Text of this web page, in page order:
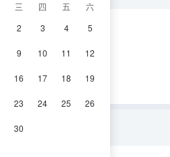
三 四 五
六
2 3 4 5
9 10 11 12
16 17 18 19
23 24 25 26
30
電視機